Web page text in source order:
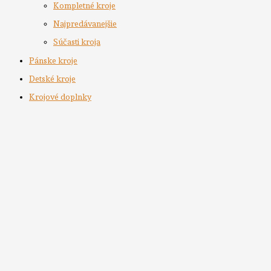
Kompletné kroje
Najpredávanejšie
Súčasti kroja
Pánske kroje
Detské kroje
Krojové doplnky